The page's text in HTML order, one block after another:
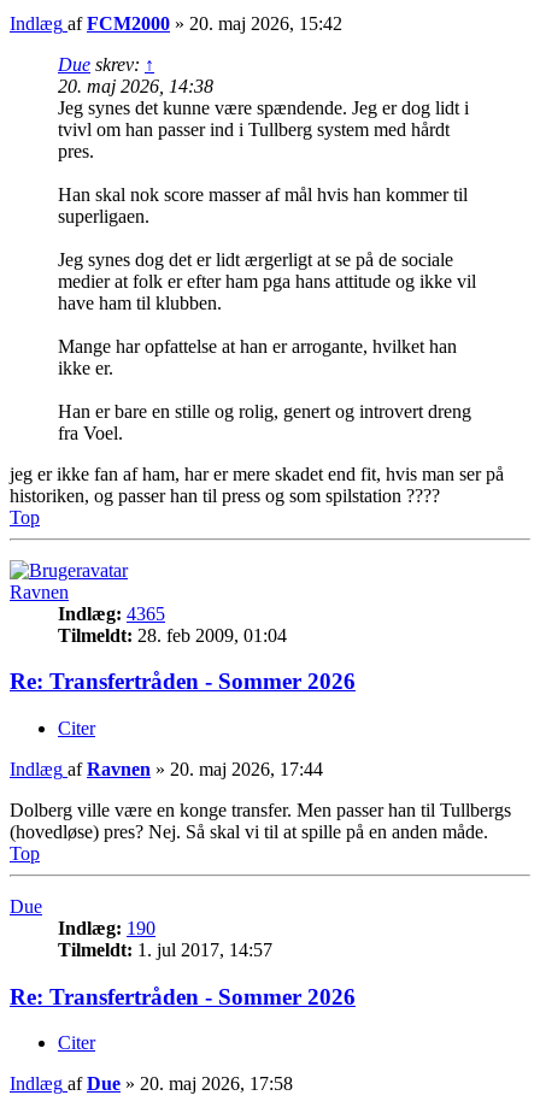
Indlæg afFCM2000 » 20. maj 2026, 15:42
Due skrev: ↑
20. maj 2026, 14:38
Jeg synes det kunne være spændende. Jeg er dog lidt i
tvivl om han passer ind i Tullberg system med hårdt
pres.
Han skal nok score masser af mål hvis han kommer til
superligaen.
Jeg synes dog det er lidt ærgerligt at se på de sociale
medier at folk er efter ham pga hans attitude og ikke vil
have ham til klubben.
Mange har opfattelse at han er arrogante, hvilket han
ikke er.
Han er bare en stille og rolig, genert og introvert dreng
fra Voel.
jeg er ikke fan af ham, har er mere skadet end fit, hvis man ser på
historiken, og passer han til press og som spilstation ????
Top
Ravnen
Indlæg: 4365
Tilmeldt: 28. feb 2009, 01:04
Re: Transfertråden - Sommer 2026
Citer
Indlæg afRavnen » 20. maj 2026, 17:44
Dolberg ville være en konge transfer. Men passer han til Tullbergs
(hovedløse) pres? Nej. Så skal vi til at spille på en anden måde.
Top
Due
Indlæg: 190
Tilmeldt: 1. jul 2017, 14:57
Re: Transfertråden - Sommer 2026
Citer
Indlæg afDue » 20. maj 2026, 17:58